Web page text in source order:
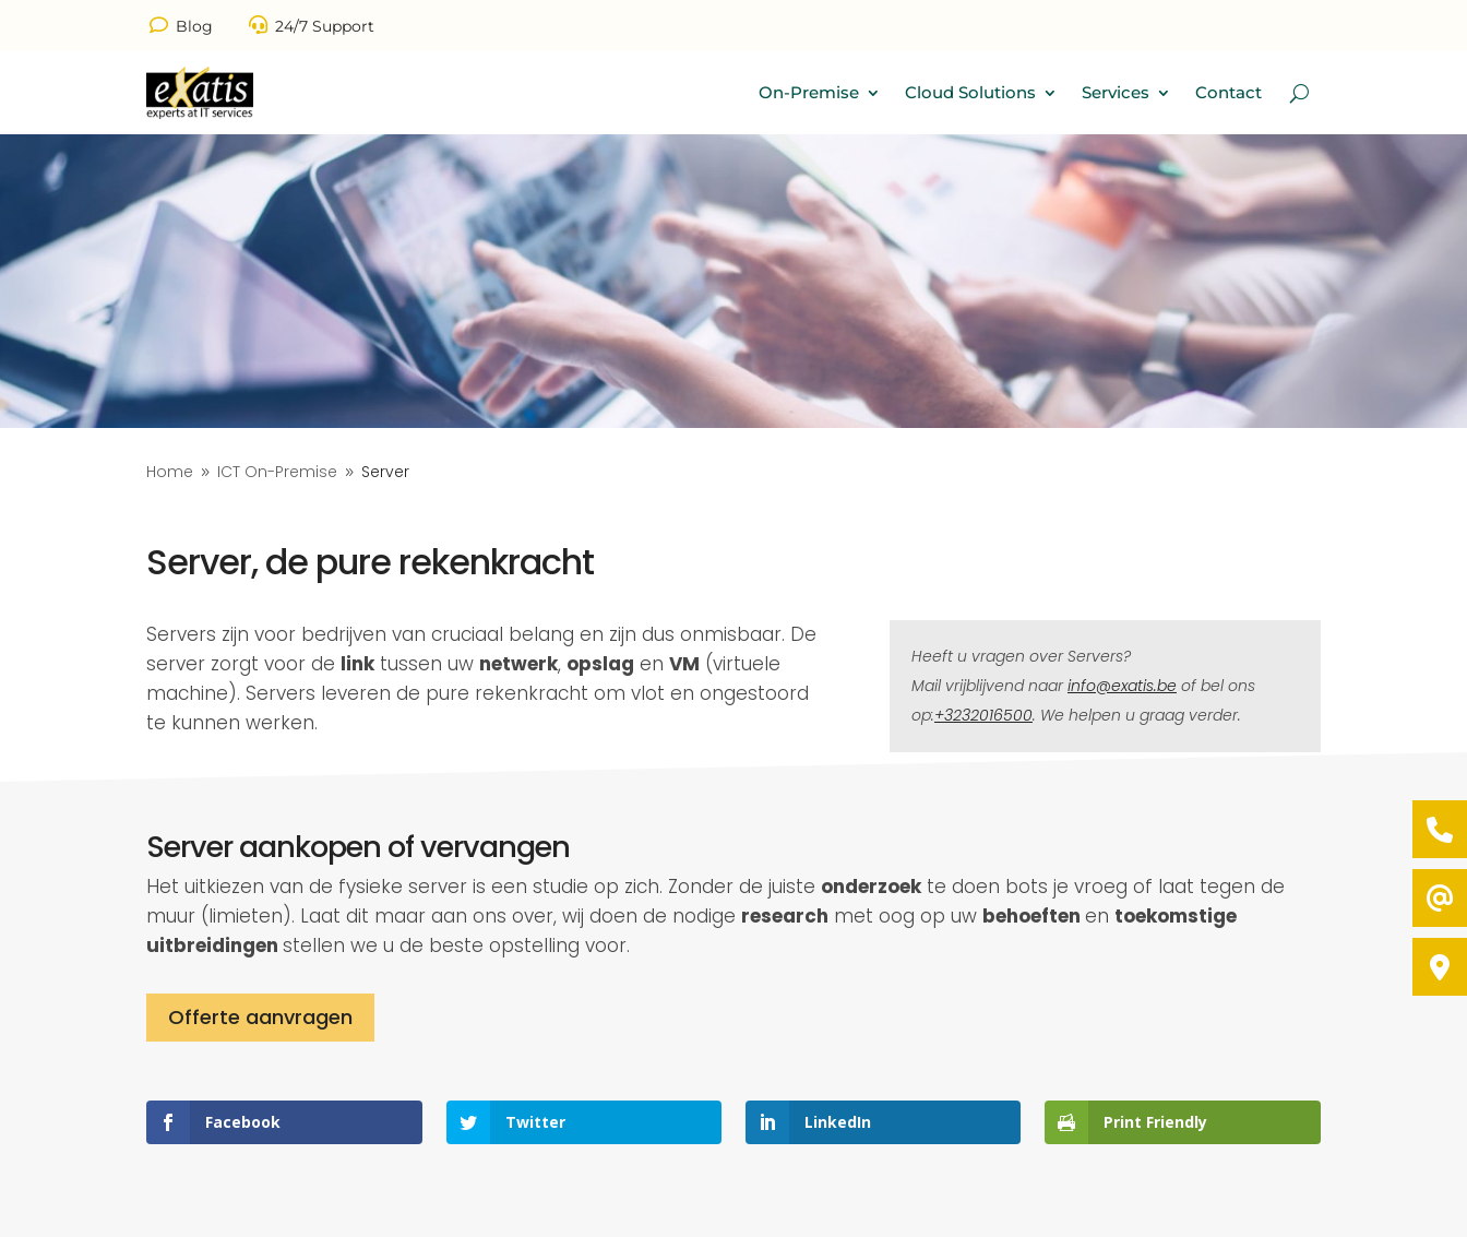
Blog 24/7 Support
On-Premise Cloud Solutions Services Contact
Home 9 ICT On-Premise 9 Server
Server, de pure rekenkracht
Servers zijn voor bedrijven van cruciaal belang en zijn dus onmisbaar. De
server zorgt voor de link tussen uw netwerk, opslag enVM (virtuele
machine). Servers leveren de pure rekenkracht om vlot en ongestoord
te kunnen werken.
Heeft u vragen over Servers?
Mail vrijblijvend naarinfo@exatis.be of bel ons
op:+3232016500. We helpen u graag verder.
Server aankopen of vervangen
Het uitkiezen van de fysieke server is een studie op zich. Zonder de juiste onderzoek te doen bots je vroeg of laat tegen de
muur (limieten). Laat dit maar aan ons over, wij doen de nodige research met oog op uw behoeftenen toekomstige
uitbreidingenstellen we u de beste opstelling voor.
Offerte aanvragen
Facebook Twitter LinkedIn Print Friendly